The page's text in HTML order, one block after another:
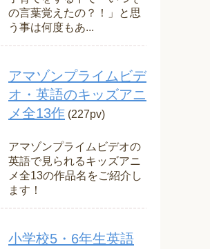
の言葉覚えたの？！」と思
う事は何度もあ...
アマゾンプライムビデ
オ・英語のキッズアニ
メ全13作 (227pv)
アマゾンプライムビデオの
英語で見られるキッズアニ
メ全13の作品名をご紹介し
ます！
小学校5・6年生英語